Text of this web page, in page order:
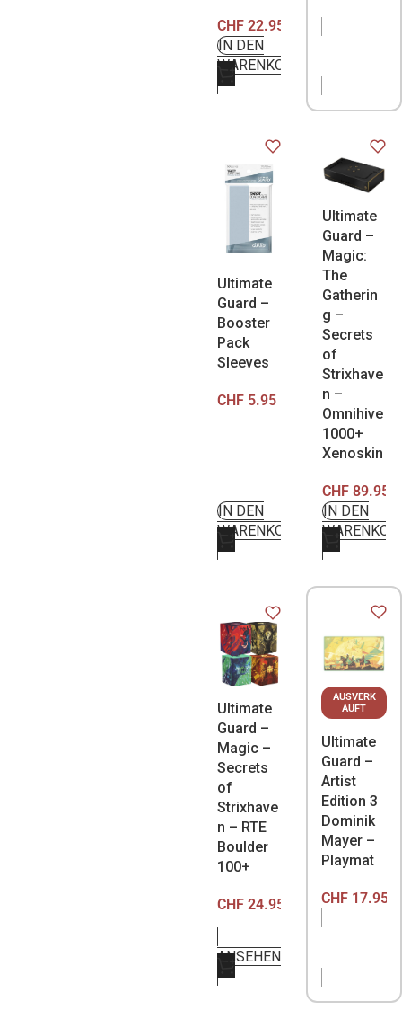
CHF 22.95
IN DEN
WARENKORB
Ultimate
Guard –
Booster
Pack
Sleeves
CHF 5.95
IN DEN
WARENKORB
Ultimate
Guard –
Magic:
The
Gatherin
g –
Secrets
of
Strixhave
n –
Omnihive
1000+
Xenoskin
CHF 89.95
IN DEN
Ultimate
Guard –
Magic –
Secrets
of
Strixhave
n – RTE
Boulder
100+
CHF 24.95
ANSEHEN
AUSVERK
AUFT
Ultimate
Guard –
Artist
Edition 3
Dominik
Mayer –
Playmat
CHF 17.95